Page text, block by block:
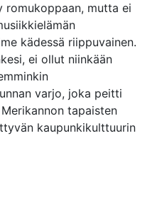
romukoppaan, mutta ei
kädessä riippuvainen.
ei ollut niinkään
varjo, joka peitti
tapaisten
kaupunkikulttuurin